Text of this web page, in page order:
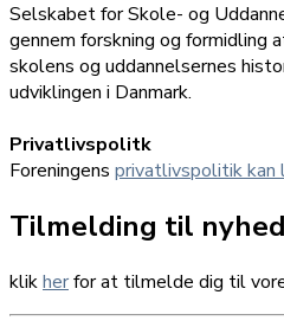
Selskabet for Skole- og
gennem forskning og formidling
skolens og uddannelsernes
udviklingen i Danmark.
Privatlivspolitk
Foreningens privatlivspolitik
Tilmelding til
klikherfor at tilmelde dig til